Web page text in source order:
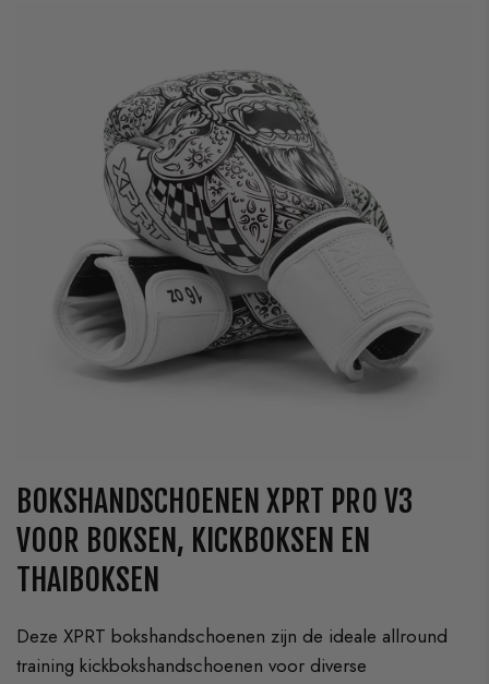
BOKSHANDSCHOENEN XPRT PRO V3
VOOR BOKSEN, KICKBOKSEN EN
THAIBOKSEN
Deze XPRT bokshandschoenen zijn de ideale allround
training kickbokshandschoenen voor diverse